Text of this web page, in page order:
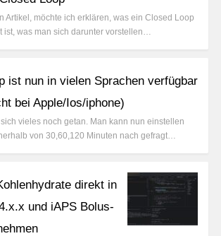
Artikel, möchte ich erklären, was ein Closed Loop
ist, was man sich darunter vorstellen…
ist nun in vielen Sprachen verfügbar
bei Apple/Ios/iphone)
vieles noch getan. Man kann nun einstellen
von 30,60,120 Minuten nach gefragt…
direkt in
und iAPS Bolus-